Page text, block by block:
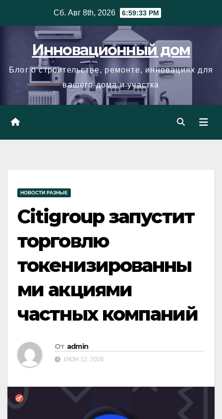
Сб. Авг 8th, 2026 6:59:34 PM
Инновационный дом
Блог о строительстве, ремонте, инновациях для
вашего дома и участка
НОВОСТИ РАЗНЫЕ
Citigroup запустит
торговлю
токенизированны
ми акциями
частных компаний
От admin
ИЮН 12, 2026